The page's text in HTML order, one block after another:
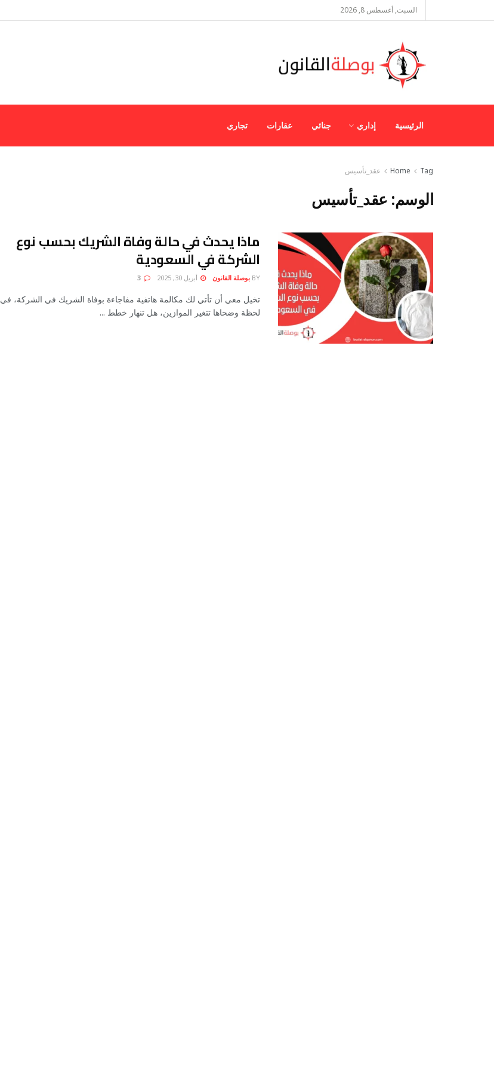
السبت, أغسطس 8, 2026
الرئيسية إداري جنائي عقارات تجاري
Home Tag عقد_تأسيس
الوسم: عقد_تأسيس
ماذا يحدث في حالة وفاة الشريك بحسب نوع
الشركة في السعودية
BY بوصلة القانون أبريل 30, 2025
تخيل معي أن تأتي لك مكالمة هاتفية مفاجاءة بوفاة الشريك في الشركة، في
لحظة وضحاها تتغير الموازين، هل تنهار خطط ...